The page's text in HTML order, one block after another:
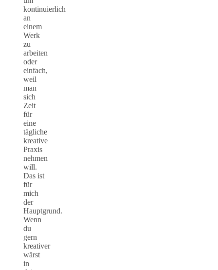
kontinuierlich
an
einem
Werk
zu
arbeiten
oder
einfach,
weil
man
sich
Zeit
für
eine
tägliche
kreative
Praxis
nehmen
will.
Das ist
für
mich
der
Hauptgrund.
Wenn
du
gern
kreativer
wärst
in